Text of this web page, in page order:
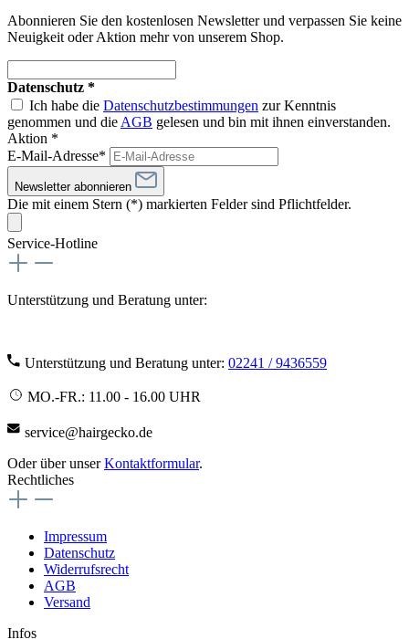
Abonnieren Sie den kostenlosen Newsletter und verpassen Sie keine
Neuigkeit oder Aktion mehr von unserem Shop.
Datenschutz *
Ich habe die Datenschutzbestimmungen zur Kenntnis
genommen und die AGB gelesen und bin mit ihnen einverstanden.
Aktion *
E-Mail-Adresse*
Newsletter abonnieren
Die mit einem Stern (*) markierten Felder sind Pflichtfelder.
Service-Hotline
Unterstützung und Beratung unter:
Unterstützung und Beratung unter: 02241 / 9436559
MO.-FR.: 11.00 - 16.00 UHR
service@hairgecko.de
Oder über unserKontaktformular.
Rechtliches
Impressum
Datenschutz
Widerrufsrecht
AGB
Versand
Infos